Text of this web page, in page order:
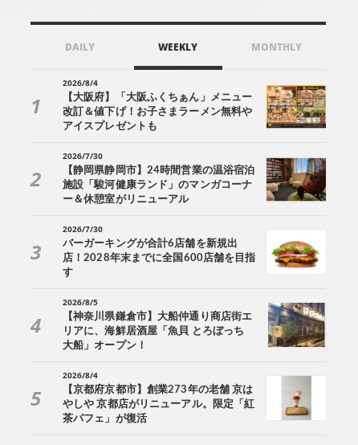
DAILY WEEKLY MONTHLY
2026/8/4
【大阪府】「大阪ふくちぁん」メニュー
改訂＆値下げ！お子さまラーメン無料や
アイスプレゼントも
2026/7/30
【静岡県静岡市】24時間営業の温浴宿泊
施設「駿河健康ランド」のマンガコーナ
ー＆休憩室がリニューアル
2026/7/30
バーガーキングが合計6店舗を新規出
店！2028年末までに全国600店舗を目指
す
2026/8/5
【神奈川県鎌倉市】大船仲通り商店街エ
リアに、海鮮居酒屋「魚貝 とろぼっち
大船」オープン！
2026/8/4
【京都府京都市】創業273年の老舗 京は
やしや 京都店がリニューアル。限定「紅
茶パフェ」が復活